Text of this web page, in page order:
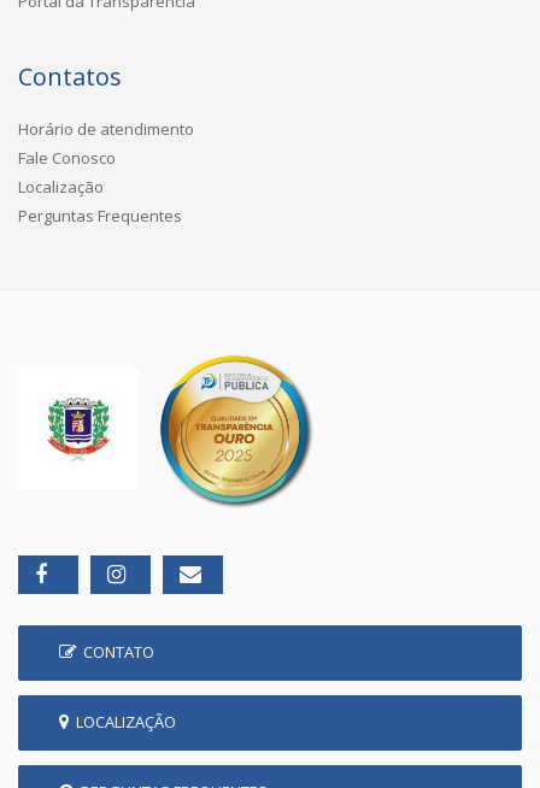
Contatos
Horário de atendimento
Fale Conosco
Localização
Perguntas Frequentes
CONTATO
LOCALIZAÇÃO